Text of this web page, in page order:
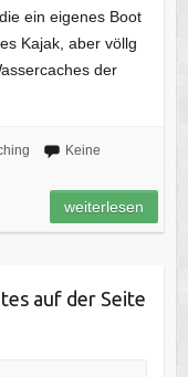
ein eigenes Boot
Kajak, aber völlg
der
Keine
weiterlesen
auf der Seite